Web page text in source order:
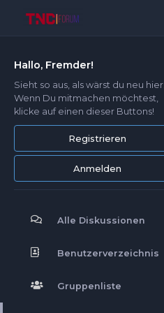
Hallo, Fremder!
Sieht so aus, als wärst du neu hier.
Wenn Du mitmachen möchtest,
klicke auf einen dieser Buttons!
Registrieren
Anmelden
Alle Diskussionen
Benutzerverzeichnis
Gruppenliste